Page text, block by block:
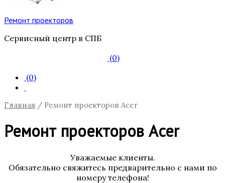
Ремонт проекторов
Сервисный центр в СПБ
(0)
(0)
Главная / Ремонт проекторов Acer
Ремонт проекторов Acer
Уважаемые клиенты.
Обязательно свяжитесь предварительно с нами по
номеру телефона!